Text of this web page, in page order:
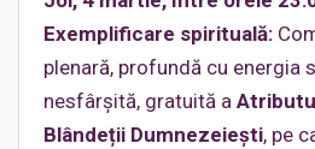
Exemplificare spirituală:
plenară, profundă cu energia
nesfârşită, gratuită a
Blândeții Dumnezeieşti, pe